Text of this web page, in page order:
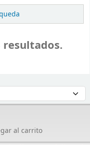
resultados.
al carrito